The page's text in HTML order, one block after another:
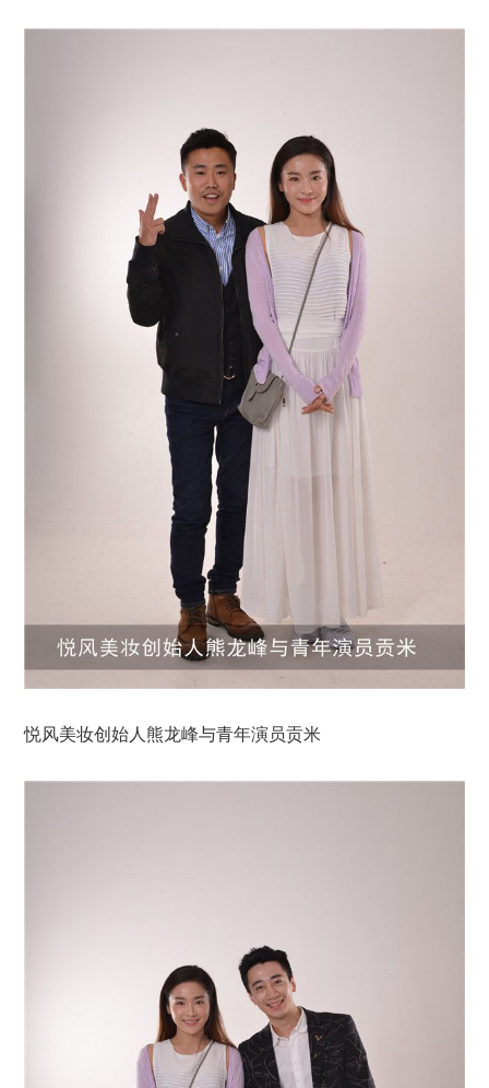
悦风美妆创始人熊龙峰与青年演员贡米